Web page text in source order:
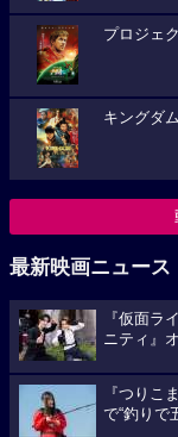
プロジェ
キングダ
最新映画ニュース
『仮面ラ
ニティ』
『つりこ
で“釣りで